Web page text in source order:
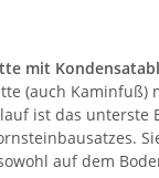
mit
(auch Kaminfuß)
ist das unterste
auf dem